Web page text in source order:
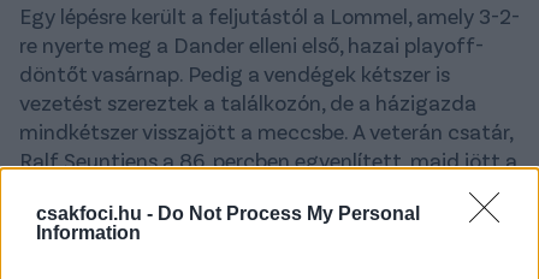
csakfoci.hu - Do Not Process My Personal
Information
Egy lépésre került a feljutástól a Lommel, amely 3-2-
re nyerte meg a Dander elleni első, hazai playoff-
döntőt vasárnap. Pedig a vendégek kétszer is
vezetést szereztek a találkozón, de a házigazda
mindkétszer visszajött a meccsbe. A veterán csatár,
Ralf Seuntjens a 86. percben egyenlített, majd jött a
, aki a 95. percben
megnyerte a mérkőzést csapatának, miután egy
kipattanót kapásból a bal alsóba vágott.